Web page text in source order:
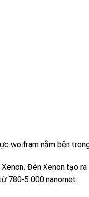
wolfram nằm bên
Đèn Xenon tạo
780-5.000 nanomet.